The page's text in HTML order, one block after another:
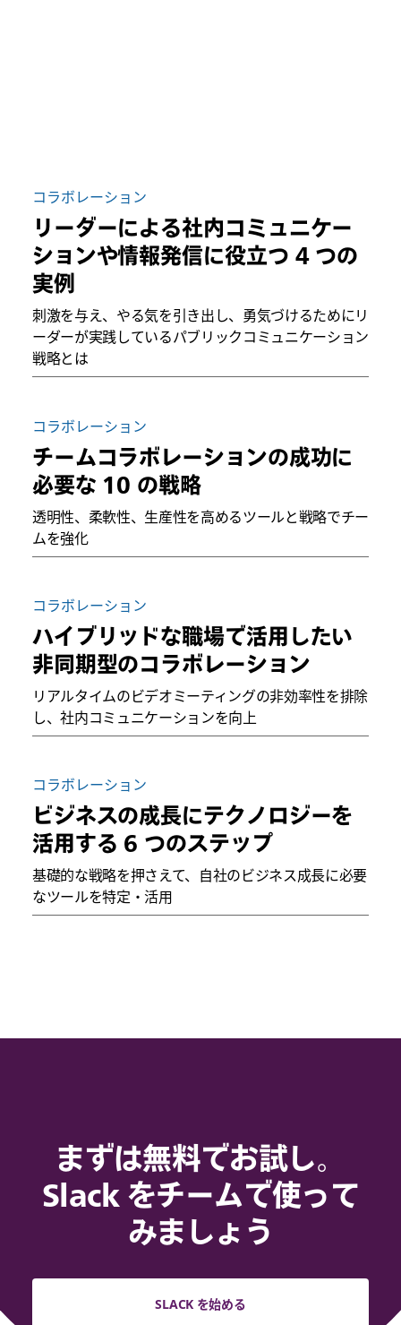
コラボレーション
リーダーによる社内コミュニケー
ションや情報発信に役立つ 4 つの
実例
刺激を与え、やる気を引き出し、勇気づけるためにリ
ーダーが実践しているパブリックコミュニケーション
戦略とは
コラボレーション
チームコラボレーションの成功に
必要な 10 の戦略
透明性、柔軟性、生産性を高めるツールと戦略でチー
ムを強化
コラボレーション
ハイブリッドな職場で活用したい
非同期型のコラボレーション
リアルタイムのビデオミーティングの非効率性を排除
し、社内コミュニケーションを向上
コラボレーション
ビジネスの成長にテクノロジーを
活用する 6 つのステップ
基礎的な戦略を押さえて、自社のビジネス成長に必要
なツールを特定・活用
まずは無料でお試し。
Slack をチームで使って
みましょう
SLACK を始める